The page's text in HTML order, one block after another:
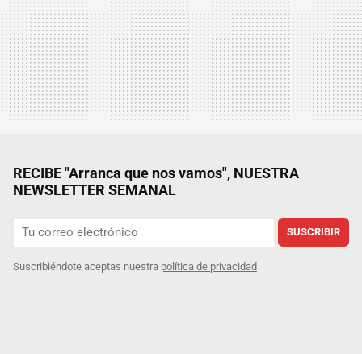
RECIBE "Arranca que nos vamos", NUESTRA
NEWSLETTER SEMANAL
SUSCRIBIR
Suscribiéndote aceptas nuestra política de privacidad